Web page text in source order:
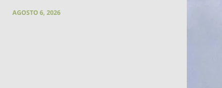
AGOSTO 6, 2026